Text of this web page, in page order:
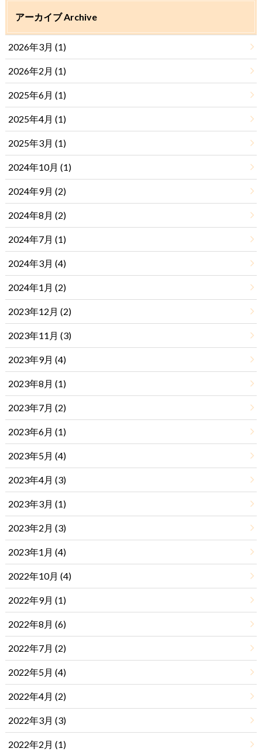
アーカイブ Archive
2026年3月 (1)
2026年2月 (1)
2025年6月 (1)
2025年4月 (1)
2025年3月 (1)
2024年10月 (1)
2024年9月 (2)
2024年8月 (2)
2024年7月 (1)
2024年3月 (4)
2024年1月 (2)
2023年12月 (2)
2023年11月 (3)
2023年9月 (4)
2023年8月 (1)
2023年7月 (2)
2023年6月 (1)
2023年5月 (4)
2023年4月 (3)
2023年3月 (1)
2023年2月 (3)
2023年1月 (4)
2022年10月 (4)
2022年9月 (1)
2022年8月 (6)
2022年7月 (2)
2022年5月 (4)
2022年4月 (2)
2022年3月 (3)
2022年2月 (1)